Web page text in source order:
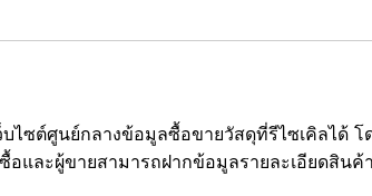
เว็บไซต์ศูนย์กลางข้อมูลซื้อขายวัสดุที่รีไซเคิลไ
อและผู้ขายสามารถฝากข้อมูลรายละเอียดสินค้